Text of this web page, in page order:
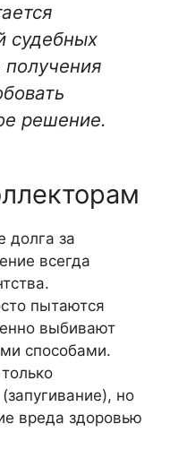
судебных
получения
решение.
долга за
всегда
пытаются
выбивают
способами.
но
вреда здоровью